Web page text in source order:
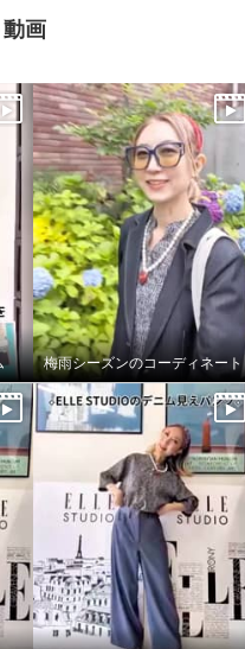
画
梅雨シーズンのコーディネート